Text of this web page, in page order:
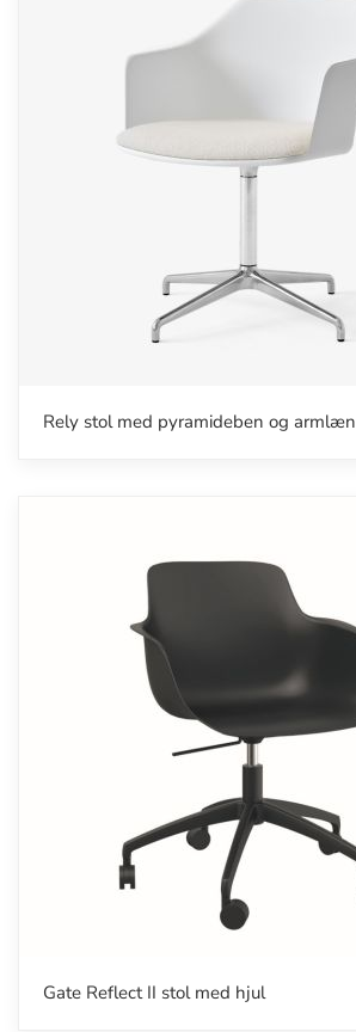
Rely stol med pyramideben og armlæn
Gate Reflect II stol med hjul